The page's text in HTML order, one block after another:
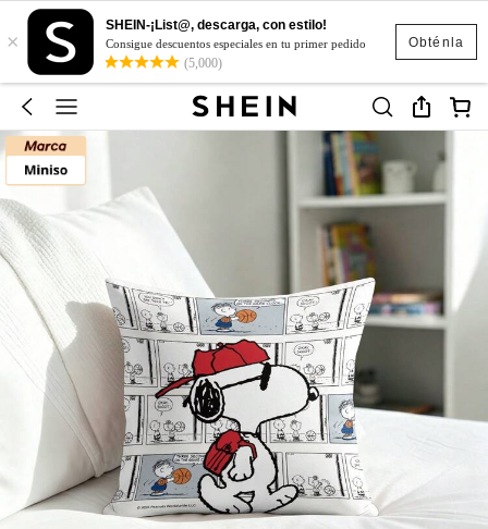
Obténla
×
SHEIN-¡List@, descarga, con estilo!
Consigue descuentos especiales en tu primer pedido
(5,000)